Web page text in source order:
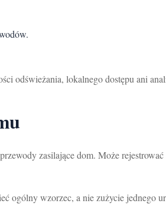
odświeżania, lokalnego dostępu ani
zasilające dom. Może
ogólny wzorzec, a nie zużycie jednego